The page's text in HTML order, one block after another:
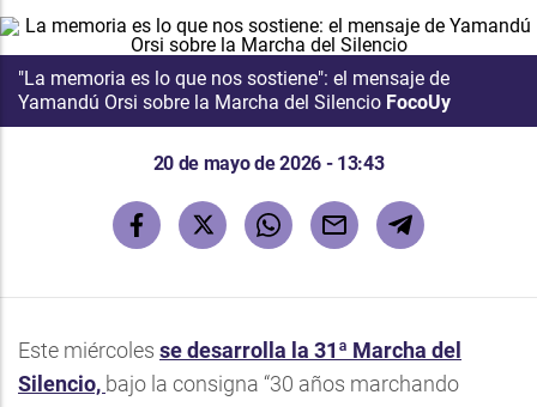
"La memoria es lo que nos sostiene": el mensaje de
Yamandú Orsi sobre la Marcha del Silencio FocoUy
20 de mayo de 2026 - 13:43
Este miércoles se desarrolla la 31ª Marcha del
Silencio, bajo la consigna “30 años marchando